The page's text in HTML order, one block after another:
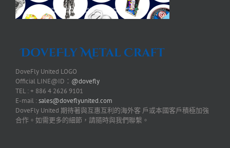
DoveFly United LOGO
Official LINE@ID： @dovefly
TEL : + 886 4 2626 9101
E-mail :sales@doveflyunited.com
DoveFly United 期待著與互惠互利的海外客 戶或本國客戶積極加強
合作。如需更多的細節，請隨時與我們聯繫。